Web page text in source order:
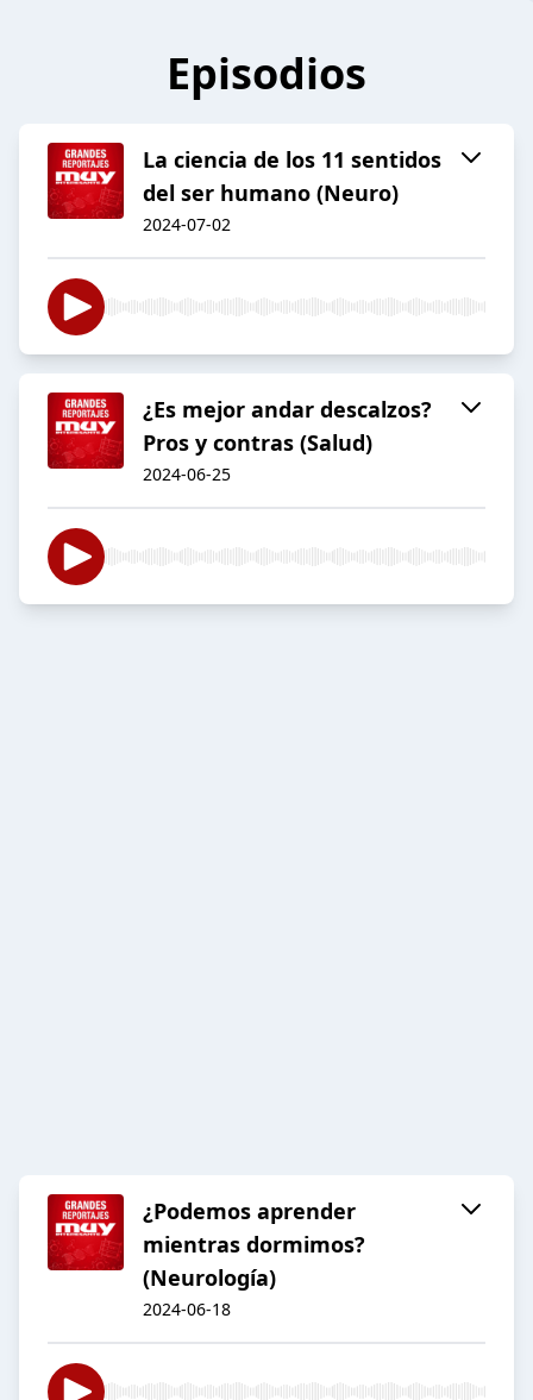
Episodios
La ciencia de los 11 sentidos
del ser humano (Neuro)
2024-07-02
¿Es mejor andar descalzos?
Pros y contras (Salud)
2024-06-25
¿Podemos aprender
mientras dormimos?
(Neurología)
2024-06-18